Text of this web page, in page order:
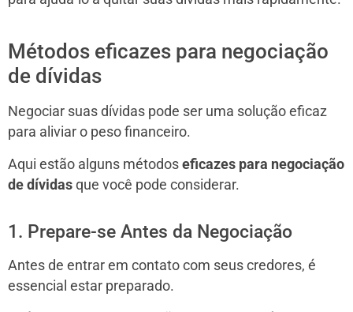
Métodos eficazes para negociação
de dívidas
Negociar suas dívidas pode ser uma solução eficaz
para aliviar o peso financeiro.
Aqui estão alguns métodos eficazes para negociação
de dívidas que você pode considerar.
1. Prepare-se Antes da Negociação
Antes de entrar em contato com seus credores, é
essencial estar preparado.